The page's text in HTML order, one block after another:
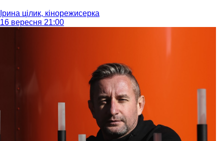
Ірина цілик, кінорежисерка
16 вересня 21:00